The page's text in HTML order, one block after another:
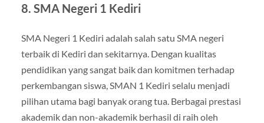
8. SMA Negeri 1 Kediri
SMA Negeri 1 Kediri adalah salah satu SMA negeri
terbaik di Kediri dan sekitarnya. Dengan kualitas
pendidikan yang sangat baik dan komitmen terhadap
perkembangan siswa, SMAN 1 Kediri selalu menjadi
pilihan utama bagi banyak orang tua. Berbagai prestasi
akademik dan non-akademik berhasil di raih oleh